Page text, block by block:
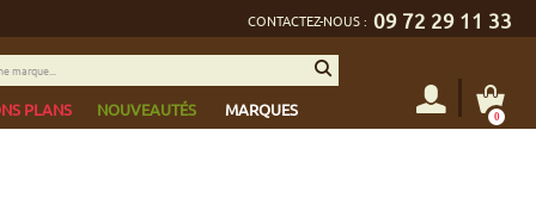
CONTACTEZ-NOUS : 09 72 29 11 33
PLANS NOUVEAUTÉS MARQUES 0